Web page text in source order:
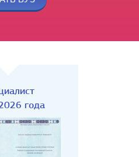
года